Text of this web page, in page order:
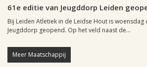
61e editie van Jeugddorp Leiden
Bij Leiden Atletiek in de Leidse Hout is woensdag
Jeugddorp geopend. Op het veld naast de...
Meer Maatschappij